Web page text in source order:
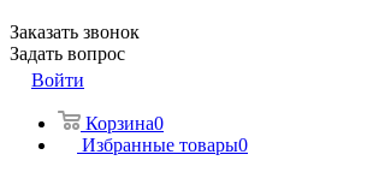
Заказать звонок
Задать вопрос
Войти
Корзина0
Избранные товары0